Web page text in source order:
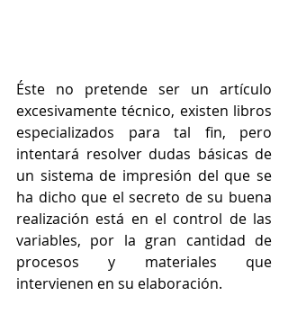
Éste no pretende ser un artículo
excesivamente técnico, existen libros
especializados para tal fin, pero
intentará resolver dudas básicas de
un sistema de impresión del que se
ha dicho que el secreto de su buena
realización está en el control de las
variables, por la gran cantidad de
procesos y materiales que
intervienen en su elaboración.